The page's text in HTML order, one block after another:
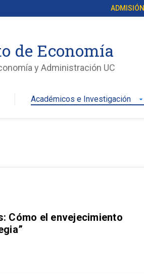
ADMISIÓN
de Economía
y Administración UC
Académicos e Investigación arrow_drop_down
Cómo el envejecimiento